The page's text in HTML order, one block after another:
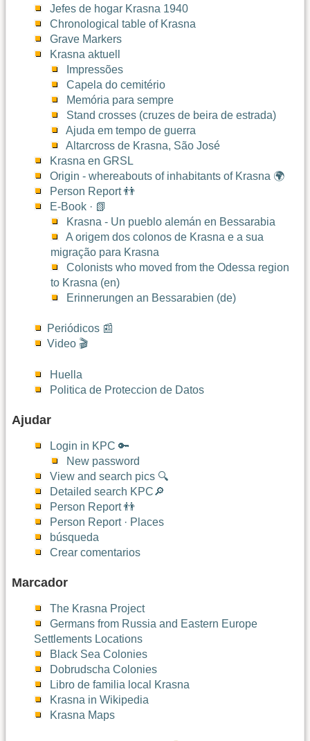
Jefes de hogar Krasna 1940
Chronological table of Krasna
Grave Markers
Krasna aktuell
Impressões
Capela do cemitério
Memória para sempre
Stand crosses (cruzes de beira de estrada)
Ajuda em tempo de guerra
Altarcross de Krasna, São José
Krasna en GRSL
Origin - whereabouts of inhabitants of Krasna 🌍
Person Report 👬
E-Book · 📗
Krasna - Un pueblo alemán en Bessarabia
A origem dos colonos de Krasna e a sua
migração para Krasna
Colonists who moved from the Odessa region
to Krasna (en)
Erinnerungen an Bessarabien (de)
Periódicos 📰
Video 🎬
Huella
Politica de Proteccion de Datos
Ajudar
Login in KPC 🔑
New password
View and search pics 🔍
Detailed search KPC🔎
Person Report 👬
Person Report · Places
búsqueda
Crear comentarios
Marcador
The Krasna Project
Germans from Russia and Eastern Europe
Settlements Locations
Black Sea Colonies
Dobrudscha Colonies
Libro de familia local Krasna
Krasna in Wikipedia
Krasna Maps